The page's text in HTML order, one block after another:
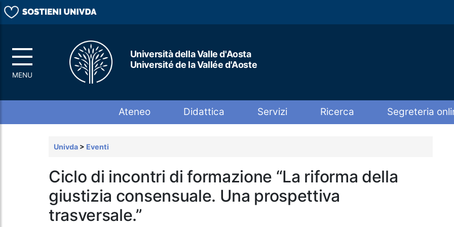
Università della Valle d'Aosta
Université de la Vallée d'Aoste
Ateneo Didattica Servizi Ricerca Segreteria
Univda > Eventi
Ciclo di incontri di formazione “La riforma della
giustizia consensuale. Una prospettiva
trasversale.”